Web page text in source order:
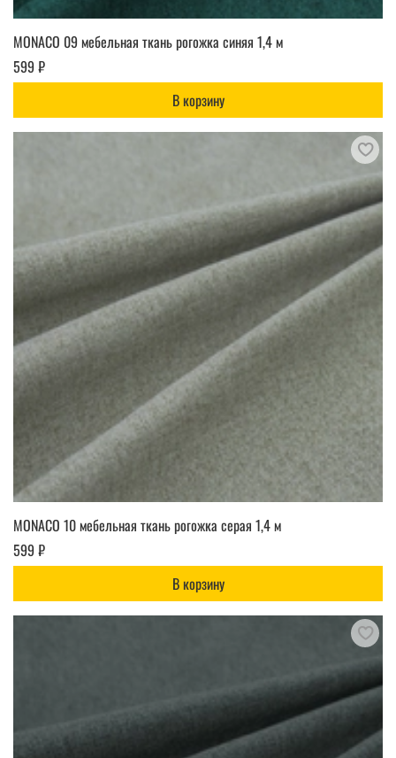
MONACO 09 мебельная ткань рогожка синяя 1,4 м
599 ₽
В корзину
MONACO 10 мебельная ткань рогожка серая 1,4 м
599 ₽
В корзину